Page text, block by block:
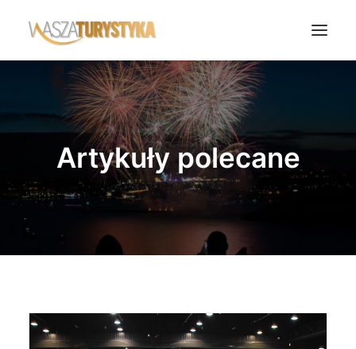
Księga wspomnień
Biura podróży
Transport
Noclegi
Polska
Świat
Wasze Podróże
Artykuły polecane